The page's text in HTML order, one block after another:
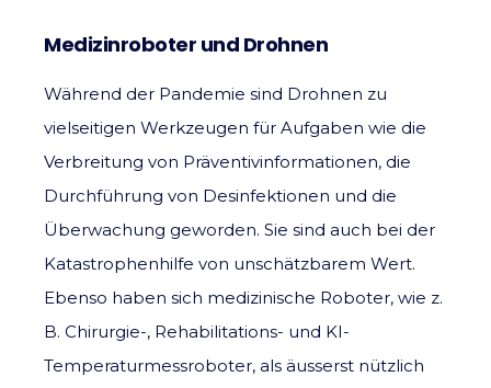
Medizinroboter und Drohnen
Während der Pandemie sind Drohnen zu
vielseitigen Werkzeugen für Aufgaben wie die
Verbreitung von Präventivinformationen, die
Durchführung von Desinfektionen und die
Überwachung geworden. Sie sind auch bei der
Katastrophenhilfe von unschätzbarem Wert.
Ebenso haben sich medizinische Roboter, wie z.
B. Chirurgie-, Rehabilitations- und KI-
Temperaturmessroboter, als äusserst nützlich